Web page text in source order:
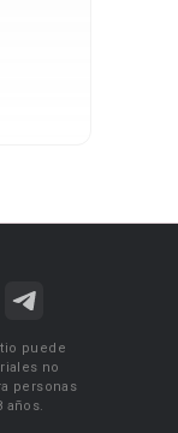
puede
no
personas
años.